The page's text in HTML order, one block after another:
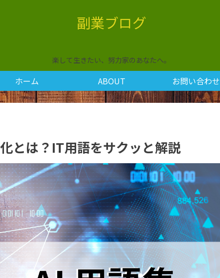
副業ブログ
楽して生きたい、努力家のあなたへ。
ホーム ABOUT お問い合わせ
とは？IT用語をサクッと解説